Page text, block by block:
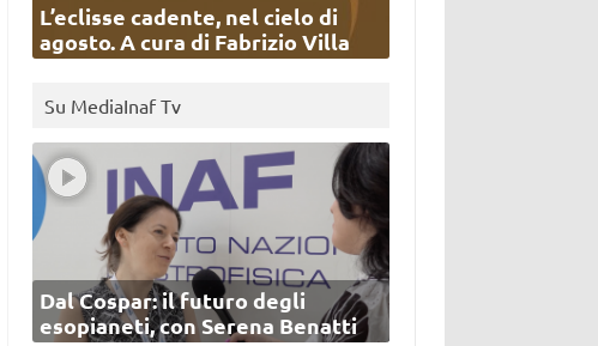
L’eclisse cadente, nel cielo di
agosto. A cura di Fabrizio Villa
Su MediaInaf Tv
Dal Cospar: il futuro degli
esopianeti, con Serena Benatti